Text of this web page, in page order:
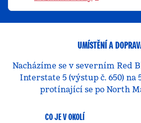
UMÍSTĚNÍ A
Nacházíme se v severním Red
Interstate 5 (výstup č. 650) na
protínající se po North
CO JE V OKOLÍ